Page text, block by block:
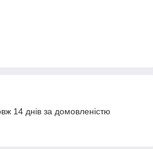
14 днів за домовленістю